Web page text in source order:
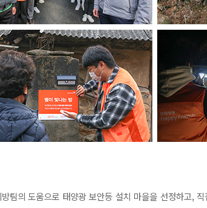
팀의 도움으로 태양광 보안등 설치 마을을 선정하고,